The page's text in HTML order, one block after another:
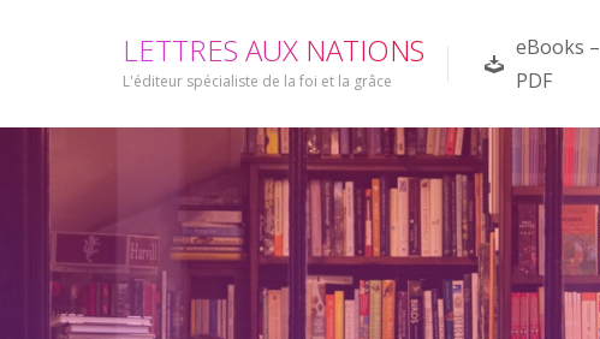
LETTRES AUX NATIONS
L'éditeur spécialiste de la foi et la grâce
eBooks –
PDF